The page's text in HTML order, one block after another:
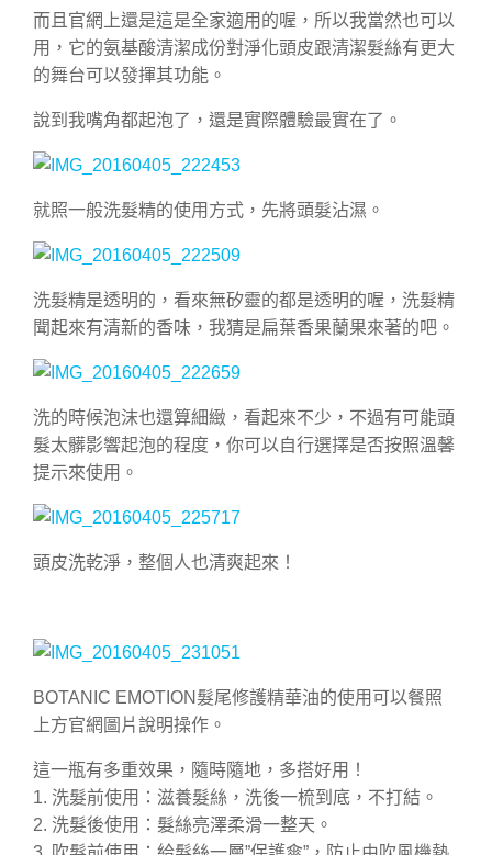
而且官網上還是這是全家適用的喔，所以我當然也可以
用，它的氨基酸清潔成份對淨化頭皮跟清潔髮絲有更大
的舞台可以發揮其功能。
說到我嘴角都起泡了，還是實際體驗最實在了。
就照一般洗髮精的使用方式，先將頭髮沾濕。
洗髮精是透明的，看來無矽靈的都是透明的喔，洗髮精
聞起來有清新的香味，我猜是扁葉香果蘭果來著的吧。
洗的時候泡沫也還算細緻，看起來不少，不過有可能頭
髮太髒影響起泡的程度，你可以自行選擇是否按照溫馨
提示來使用。
頭皮洗乾淨，整個人也清爽起來！
BOTANIC EMOTION髮尾修護精華油的使用可以餐照
上方官網圖片說明操作。
這一瓶有多重效果，隨時隨地，多搭好用！
1. 洗髮前使用：滋養髮絲，洗後一梳到底，不打結。
2. 洗髮後使用：髮絲亮澤柔滑一整天。